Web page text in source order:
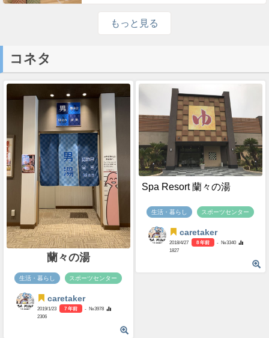
もっと見る
コネタ
蘭々の湯
生活・暮らし スポーツセンター
caretaker
2019/1/23 7 年前
- №3978
2306
Spa Resort 蘭々の湯
生活・暮らし スポーツセンター
caretaker
2018/4/27 8 年前
- №3340
1827